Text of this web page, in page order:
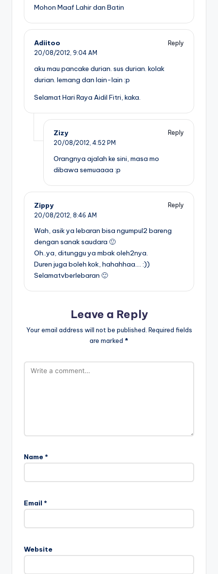
Mohon Maaf Lahir dan Batin
Adiitoo
Reply
20/08/2012, 9:04 AM
aku mau pancake durian. sus durian. kolak
durian. lemang dan lain-lain :p
Selamat Hari Raya Aidil Fitri, kaka.
Zizy
Reply
20/08/2012, 4:52 PM
Orangnya ajalah ke sini, masa mo
dibawa semuaaaa :p
Zippy
Reply
20/08/2012, 8:46 AM
Wah, asik ya lebaran bisa ngumpul2 bareng
dengan sanak saudara 🙂
Oh..ya, ditunggu ya mbak oleh2nya.
Duren juga boleh kok, hahahhaa…. :))
Selamatvberlebaran 🙂
Leave a Reply
Your email address will not be published. Required fields
are marked *
Name *
Email *
Website